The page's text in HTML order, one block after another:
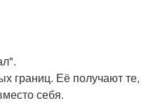
границ. Её получают те,
себя.